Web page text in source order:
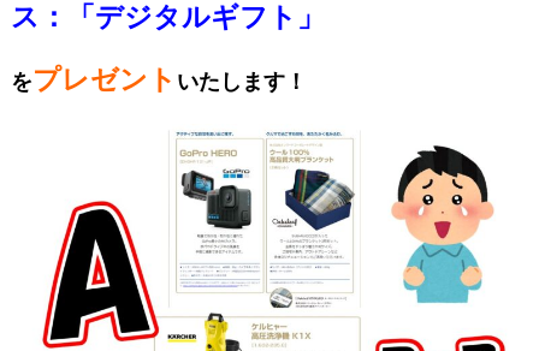
ス：「デジタルギフト」
をプレゼント いたします！